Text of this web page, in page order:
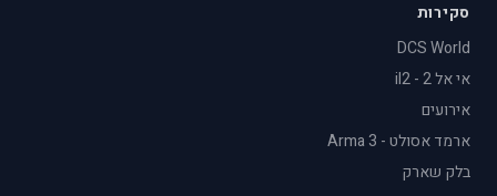
סקירות
DCS World
אי אל 2 - il2
אירועים
ארמד אסולט - Arma 3
בלק שארק